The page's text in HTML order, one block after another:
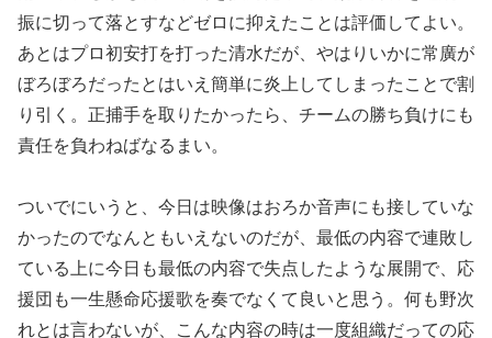
振に切って落とすなどゼロに抑えたことは評価してよい。
あとはプロ初安打を打った清水だが、やはりいかに常廣が
ぼろぼろだったとはいえ簡単に炎上してしまったことで割
り引く。正捕手を取りたかったら、チームの勝ち負けにも
責任を負わねばなるまい。
ついでにいうと、今日は映像はおろか音声にも接していな
かったのでなんともいえないのだが、最低の内容で連敗し
ている上に今日も最低の内容で失点したような展開で、応
援団も一生懸命応援歌を奏でなくて良いと思う。何も野次
れとは言わないが、こんな内容の時は一度組織だっての応